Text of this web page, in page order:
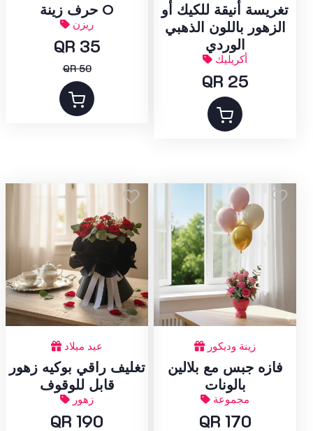
حرف زينة O
ريزن
QR 35
QR 50
تغريسة أنيقة للكيك أو
الزهور باللون الذهبي
الوردي
أكريليك
QR 25
عيد ميلاد
تغليف راقي بوكيه زهور
قابل للوقوف
زهور
QR 190
زينة وديكور
فازه جبس مع بلالين
بالونات
مجموعة
QR 170